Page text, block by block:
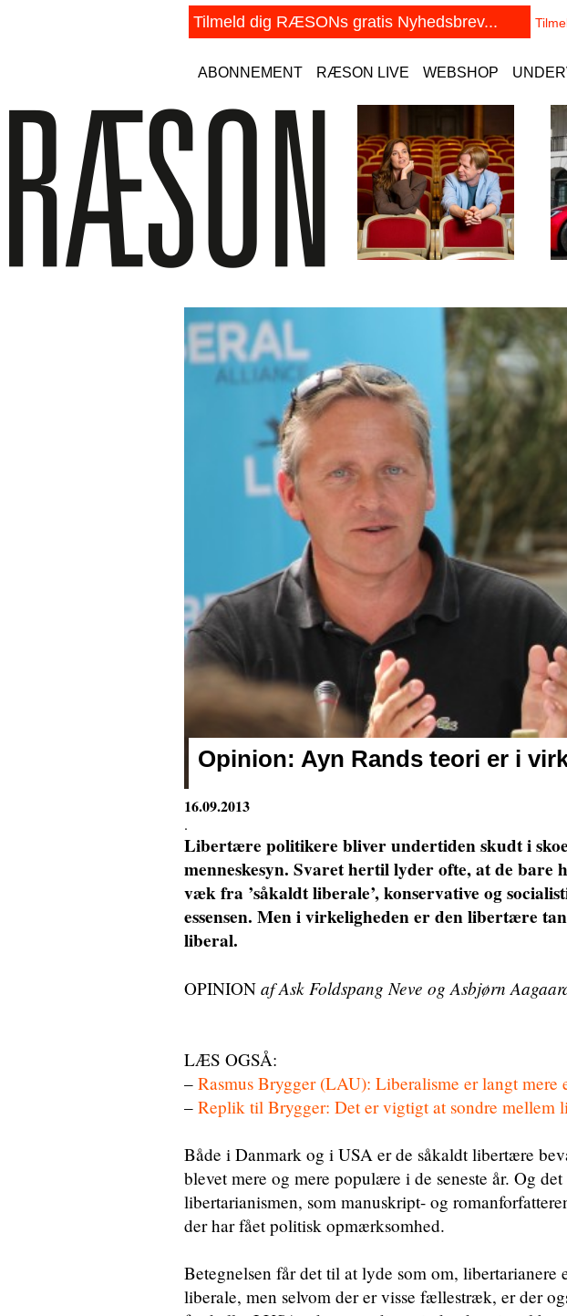
ABONNEMENT RÆSON LIVE WEBSHOP
Opinion: Ayn Rands teori er i
16.09.2013
.
Libertære politikere bliver undertiden skudt i
menneskesyn. Svaret hertil lyder ofte, at de bare
væk fra ’såkaldt liberale’, konservative og
essensen. Men i virkeligheden er den libertære
liberal.
OPINION af Ask Foldspang Neve og Asbjørn
LÆS OGSÅ:
– Rasmus Brygger (LAU): Liberalisme er langt mere
– Replik til Brygger: Det er vigtigt at sondre mellem
Både i Danmark og i USA er de såkaldt libertære
blevet mere og mere populære i de seneste år. Og
libertarianismen, som manuskript- og
der har fået politisk opmærksomhed.
Betegnelsen får det til at lyde som om, libertarianere
liberale, men selvom der er visse fællestræk, er der